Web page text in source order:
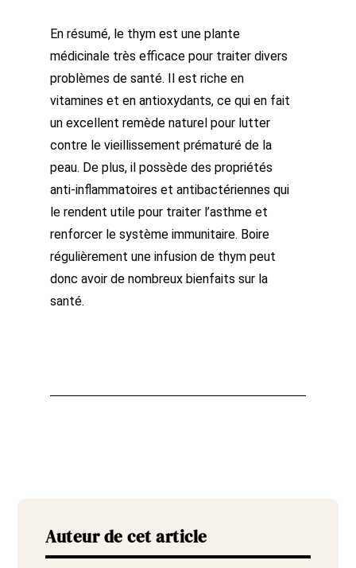
En résumé, le thym est une plante
médicinale très efficace pour traiter divers
problèmes de santé. Il est riche en
vitamines et en antioxydants, ce qui en fait
un excellent remède naturel pour lutter
contre le vieillissement prématuré de la
peau. De plus, il possède des propriétés
anti-inflammatoires et antibactériennes qui
le rendent utile pour traiter l’asthme et
renforcer le système immunitaire. Boire
régulièrement une infusion de thym peut
donc avoir de nombreux bienfaits sur la
santé.
Auteur de cet article